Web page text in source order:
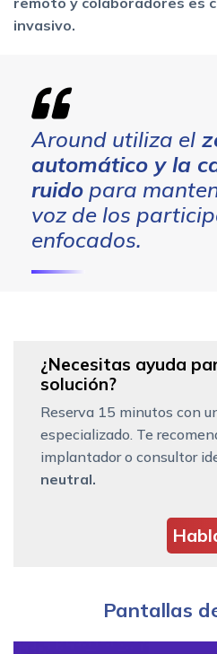
invasivo.
Around utiliza el
automático y la
ruido para
voz de los
enfocados.
¿Necesitas ayuda
solución?
Reserva 15 minutos con
especializado. Te
implantador o consultor
neutral.
Pantallas